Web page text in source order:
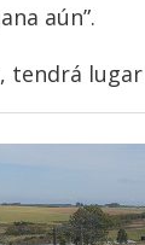
aún”.
tendrá